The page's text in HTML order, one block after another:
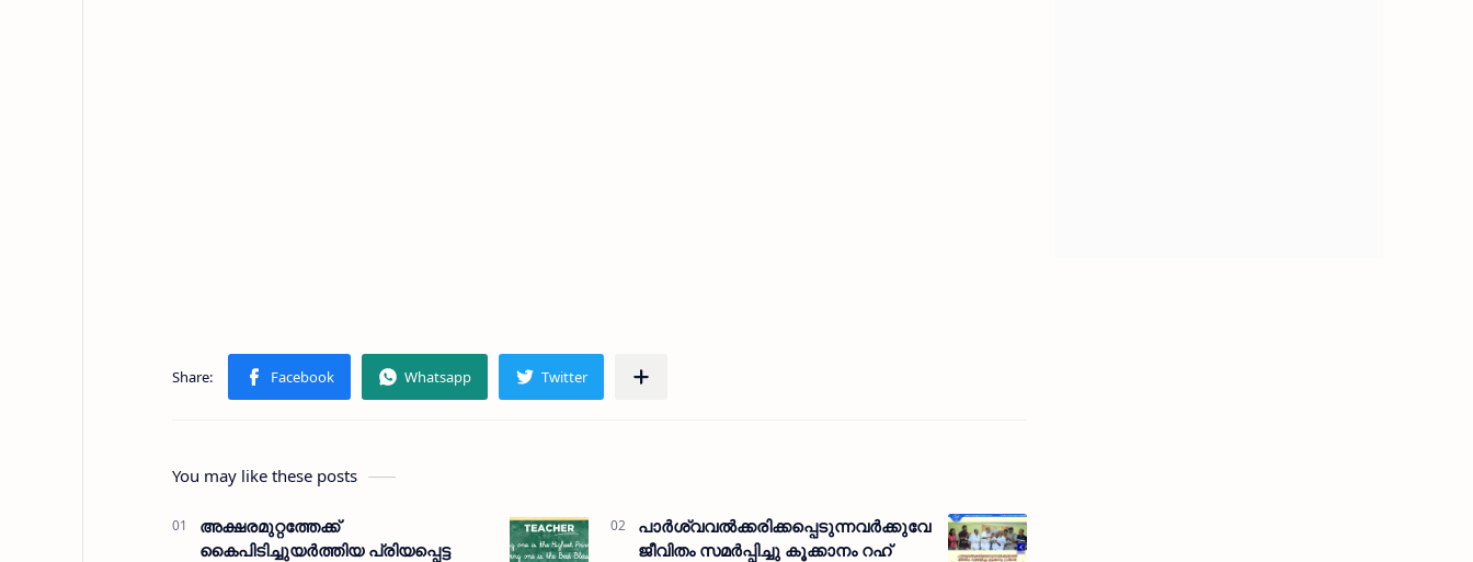
You may like these posts
അക്ഷരമുറ്റത്തേക്ക്
കൈപിടിച്ചുയര്‍ത്തിയ പ്രിയപ്പെട്ട
പാര്‍ശ്വവല്‍ക്കരിക്കപ്പെടുന്നവര്‍ക്കുവേണ്ടി
ജീവിതം സമര്‍പ്പിച്ചു കൂക്കാനം റഹ്